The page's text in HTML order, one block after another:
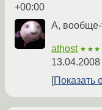
+00:00
А, вообще-
athost
Показать